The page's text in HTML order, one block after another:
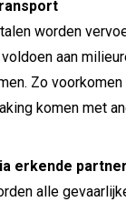
worden
aan
Zo
komen met
erkende
alle